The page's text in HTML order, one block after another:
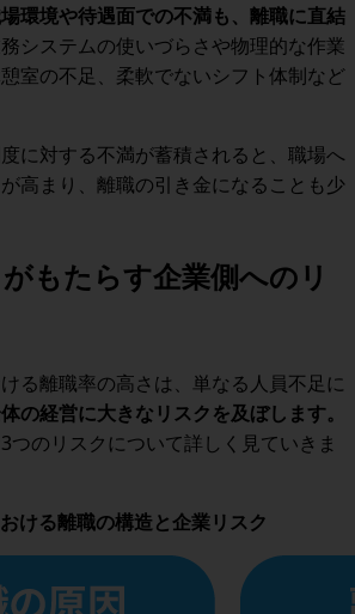
環境や待遇面での不満も、離職に直結
システムの使いづらさや物理的な作業
室の不足、柔軟でないシフト体制など
に対する不満が蓄積されると、職場へ
高まり、離職の引き金になることも少
もたらす企業側へのリ
る離職率の高さは、単なる人員不足に
の経営に大きなリスクを及ぼします。
つのリスクについて詳しく見ていきま
ける離職の構造と企業リスク